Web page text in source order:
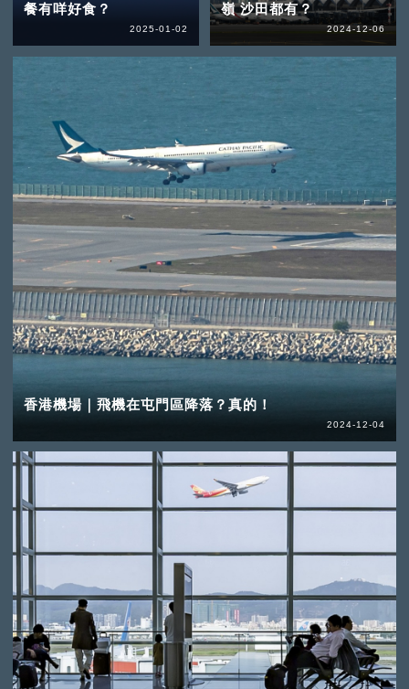
餐有咩好食？
2025-01-02
嶺 沙田都有？
2024-12-06
香港機場｜飛機在屯門區降落？真的！
2024-12-04